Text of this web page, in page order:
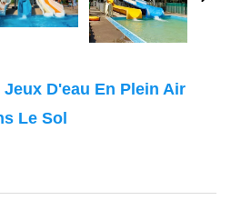
D'eau En Plein Air
Le Sol